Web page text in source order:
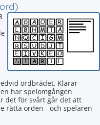
ordbrädet. Klarar
har spelomgången
det för svårt går det att
rätta orden - och spelaren